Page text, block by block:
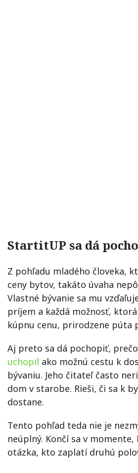
StartitUP sa dá
Z pohľadu mladého človeka,
ceny bytov, takáto úvaha
Vlastné bývanie sa mu
príjem a každá možnosť,
kúpnu cenu, prirodzene púta
Aj preto sa dá pochopiť,
uchopil ako možnú cestu k
bývaniu. Jeho čitateľ často
dom v starobe. Rieši, či sa k
dostane.
Tento pohľad teda nie je
neúplný. Končí sa v momente,
otázka, kto zaplatí druhú